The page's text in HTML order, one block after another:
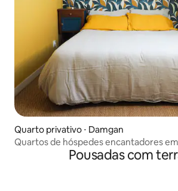
Quarto privativo ⋅ Damgan
Quartos de hóspedes encantadores
Pousadas com